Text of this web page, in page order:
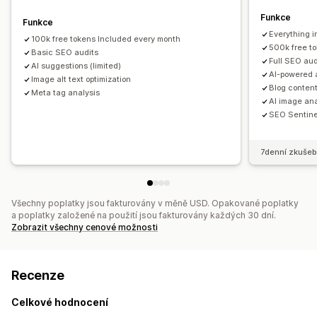
Funkce
100k free tokens Included every month
Basic SEO audits
AI suggestions (limited)
Image alt text optimization
Meta tag analysis
Funkce
Everything
500k free
Full SEO
AI-powered
Blog
AI image
SEO
7denní
Všechny poplatky jsou fakturovány v měně USD. Opakované poplatky
a poplatky založené na použití jsou fakturovány každých 30 dní.
Zobrazit všechny cenové možnosti
Recenze
Celkové hodnocení